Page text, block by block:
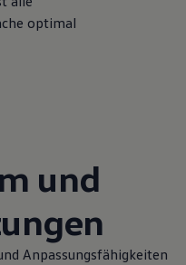
optimal
und
Anpassungsfähigkeiten